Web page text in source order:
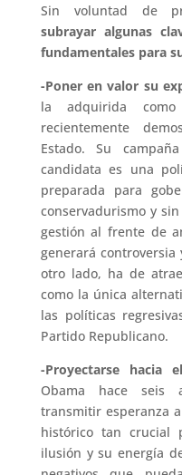
Sin voluntad de
subrayar algunas
fundamentales para
-Poner en valor su
la adquirida
recientemente
Estado. Su
candidata es una
preparada para
conservadurismo y
gestión al frente de
generará
otro lado, ha de
como la única
las políticas
Partido Republicano.
-Proyectarse hacia
Obama hace seis
transmitir esperanza
histórico tan crucial
ilusión y su energía